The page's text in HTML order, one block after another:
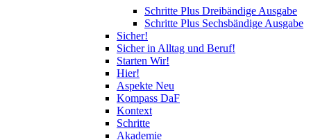
Schritte Plus Dreibändige Ausgabe
Schritte Plus Sechsbändige Ausgabe
Sicher!
Sicher in Alltag und Beruf!
Starten Wir!
Hier!
Aspekte Neu
Kompass DaF
Kontext
Schritte
Akademie